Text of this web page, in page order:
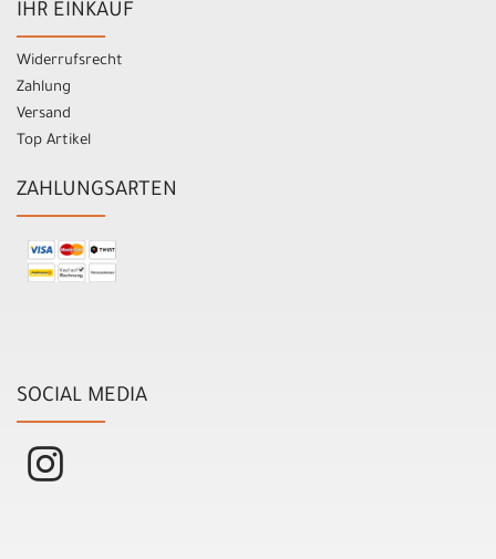
IHR EINKAUF
Widerrufsrecht
Zahlung
Versand
Top Artikel
ZAHLUNGSARTEN
SOCIAL MEDIA